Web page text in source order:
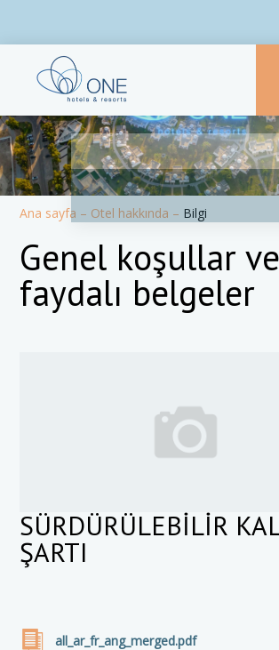
Ana sayfa – Otel hakkında – Bilgi
Genel koşullar ve
faydalı belgeler
SÜRDÜRÜLEBİLİR
ŞARTI
all_ar_fr_ang_merged.pdf